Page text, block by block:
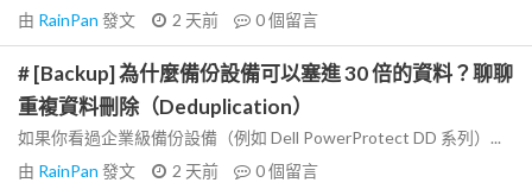
由 RainPan 發文 2 天前 0個留言
# [Backup] 為什麼備份設備可以塞進 30 倍的資料？聊聊
重複資料刪除（Deduplication）
如果你看過企業級備份設備（例如 Dell PowerProtect DD 系列）...
由 RainPan 發文 2 天前 0個留言